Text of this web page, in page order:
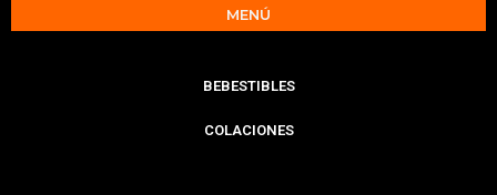
MENÚ
BEBESTIBLES
COLACIONES